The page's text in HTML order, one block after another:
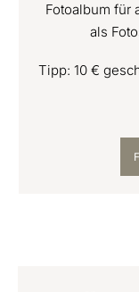
Fotoalbum für
als
Tipp: 10 €